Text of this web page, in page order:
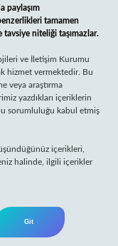
paylaşım
tamamen
niteliği taşımazlar.
ve İletişim Kurumu
hizmet vermektedir. Bu
veya araştırma
yazdıkları içeriklerin
sorumluluğu kabul etmiş
içerikleri,
halinde, ilgili içerikler